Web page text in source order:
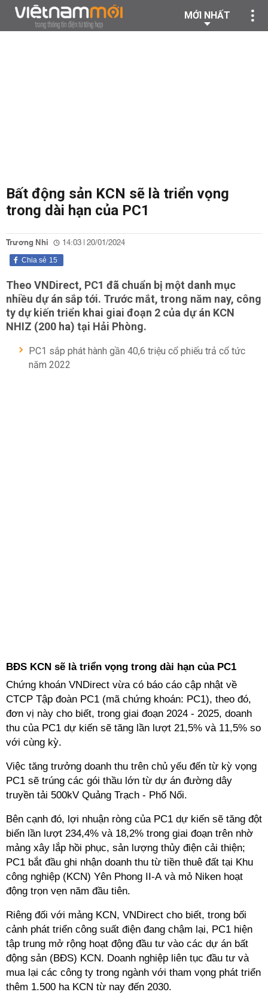
MỚI NHẤT
Bất động sản KCN sẽ là triển vọng
trong dài hạn của PC1
Trương Nhi 14:03 | 20/01/2024
15
Chia sẻ
Theo VNDirect, PC1 đã chuẩn bị một danh mục
nhiều dự án sắp tới. Trước mắt, trong năm nay, công
ty dự kiến triển khai giai đoạn 2 của dự án KCN
NHIZ (200 ha) tại Hải Phòng.
PC1 sắp phát hành gần 40,6 triệu cổ phiếu trả cổ tức
năm 2022
BĐS KCN sẽ là triển vọng trong dài hạn của PC1
Chứng khoán VNDirect vừa có báo cáo cập nhật về
CTCP Tập đoàn PC1 (mã chứng khoán: PC1), theo đó,
đơn vị này cho biết, trong giai đoạn 2024 - 2025, doanh
thu của PC1 dự kiến sẽ tăng lần lượt 21,5% và 11,5% so
với cùng kỳ.
Việc tăng trưởng doanh thu trên chủ yếu đến từ kỳ vọng
PC1 sẽ trúng các gói thầu lớn từ dự án đường dây
truyền tải 500kV Quảng Trạch - Phố Nối.
Bên cạnh đó, lợi nhuận ròng của PC1 dự kiến sẽ tăng đột
biến lần lượt 234,4% và 18,2% trong giai đoạn trên nhờ
mảng xây lắp hồi phục, sản lượng thủy điện cải thiện;
PC1 bắt đầu ghi nhận doanh thu từ tiền thuê đất tại Khu
công nghiệp (KCN) Yên Phong II-A và mỏ Niken hoạt
động trọn vẹn năm đầu tiên.
Riêng đối với mảng KCN, VNDirect cho biết, trong bối
cảnh phát triển công suất điện đang chậm lại, PC1 hiện
tập trung mở rộng hoạt động đầu tư vào các dự án bất
động sản (BĐS) KCN. Doanh nghiệp liên tục đầu tư và
mua lại các công ty trong ngành với tham vọng phát triển
thêm 1.500 ha KCN từ nay đến 2030.